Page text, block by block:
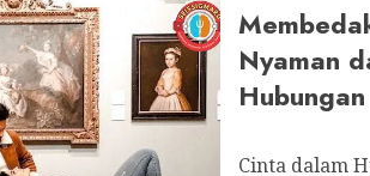
Nyaman
Hubungan
Cinta dalam